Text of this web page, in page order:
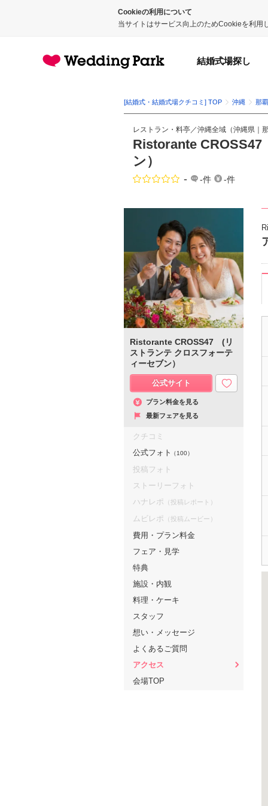
Cookieの利用について
当サイトはサービス向上のためCookieを利
結婚式場探し
[結婚式・結婚式場クチコミ] TOP 沖縄 那
レストラン・料亭／沖縄全域 （沖縄県
Ristorante
ン）
点数
- -件 -件
Ristorante CROSS47 (リ
ストランテ クロスフォーテ
ィーセブン）
公式サイト
プラン料金を見る
最新フェアを見る
クチコミ
公式フォト （100）
投稿フォト
ストーリーフォト
ハナレポ （投稿レポート）
ムビレポ （投稿ムービー）
費用・プラン料金
フェア・見学
特典
施設・内観
料理・ケーキ
スタッフ
想い・メッセージ
よくあるご質問
アクセス
会場TOP